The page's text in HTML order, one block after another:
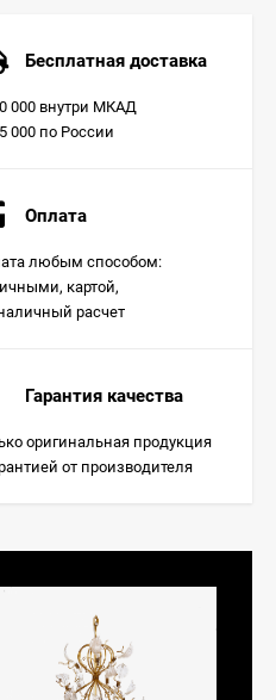
Бесплатная доставка
000 внутри МКАД
000 по России
Оплата
любым способом:
картой,
расчет
Гарантия качества
оригинальная продукция
от производителя